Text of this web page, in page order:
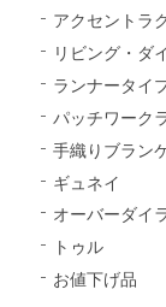
アクセントラ
リビング・ダ
ランナータイ
パッチワーク
手織りブラン
ギュネイ
オーバーダイ
トゥル
お値下げ品